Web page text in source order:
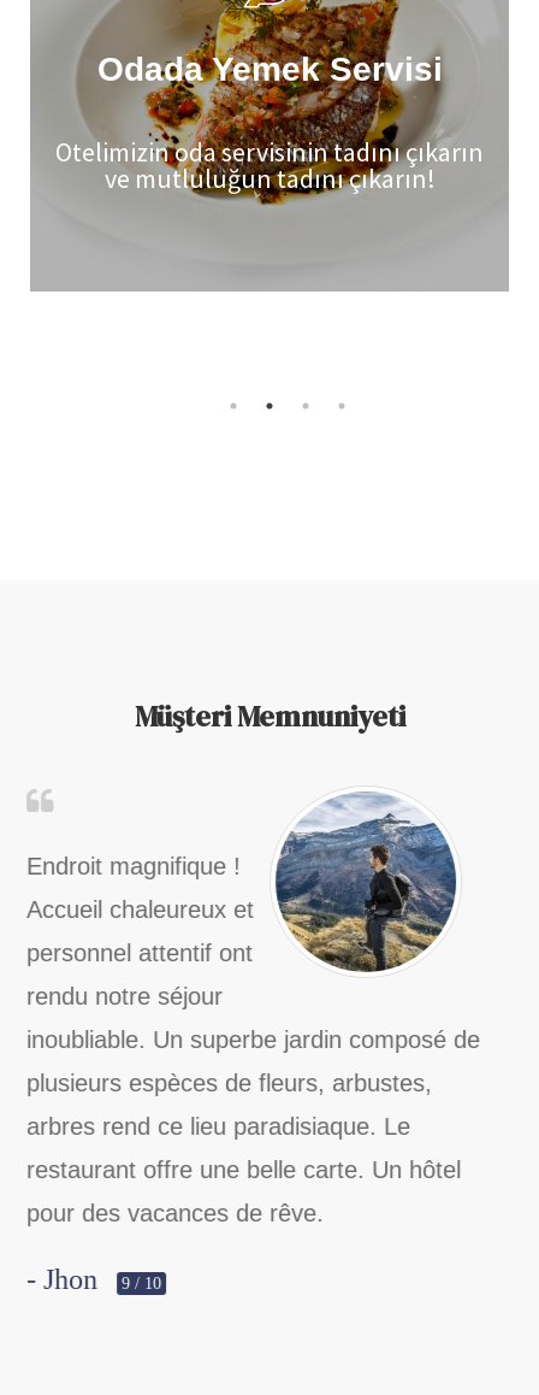
Odada Yemek Servisi
Otelimizin oda servisinin tadını çıkarın
ve mutluluğun tadını çıkarın!
Müşteri Memnuniyeti
Un lieu exceptionnel
Accueil Exceptionnel,
bungalows
magnifiques et
chaleureux, service irréprochable,
personnel agréable et toujours souriant,
des excursions très bien organisées et des
surprises qui remplissent la vue! Rien à
dire, c'est un lieu parfait, je le conseille